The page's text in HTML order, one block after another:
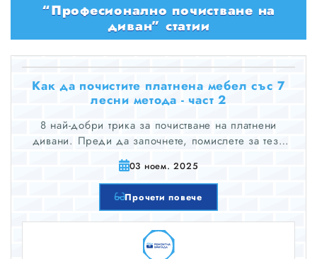
ЗА НАС
“Професионално почистване на
диван” статии
Как да почистите платнена мебел със 7
лесни метода - част 2
8 най-добри трика за почистване на платнени
дивани. Преди да започнете, помислете за тези
най-добри съвети, за да се подготвите за успех!
03 ноем. 2025
Прочети повече